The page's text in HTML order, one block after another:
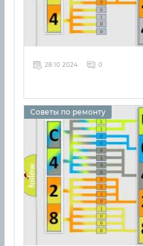
28 10 2024 0
Советы по ремонту